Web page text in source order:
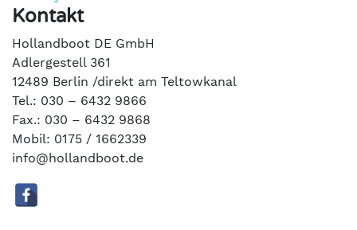
Kontakt
Hollandboot DE GmbH
Adlergestell 361
12489 Berlin /direkt am Teltowkanal
Tel.: 030 – 6432 9866
Fax.: 030 – 6432 9868
Mobil: 0175 / 1662339
info@hollandboot.de